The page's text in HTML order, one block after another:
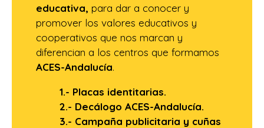
educativa, para dar a conocer y
promover los valores educativos y
cooperativos que nos marcan y
diferencian a los centros que formamos
ACES-Andalucía.
1.- Placas identitarias.
2.- Decálogo ACES-Andalucía.
3.- Campaña publicitaria y cuñas